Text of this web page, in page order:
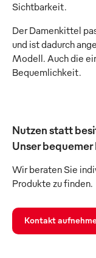
Sichtbarkeit.
Der Damenkittel
und ist dadurch
Modell. Auch die
Bequemlichkeit.
Nutzen statt
Unser
Wir beraten Sie
Produkte zu finden.
Kontakt